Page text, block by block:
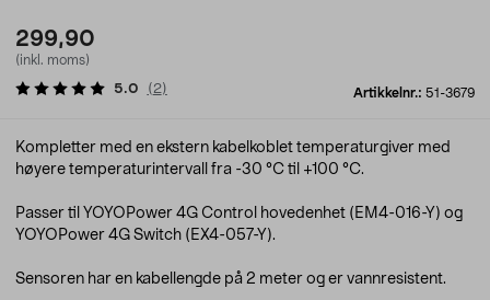
299,90
(inkl. moms)
Artikkelnr.: 51-3679
5.0 ( 2)
Kompletter med en ekstern kabelkoblet temperaturgiver med
høyere temperaturintervall fra -30 °C til +100 °C.
Passer til YOYOPower 4G Control hovedenhet (EM4-016-Y) og
YOYOPower 4G Switch (EX4-057-Y).
Sensoren har en kabellengde på 2 meter og er vannresistent.